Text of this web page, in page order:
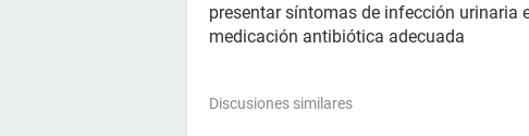
presentar síntomas de infección urinaria
medicación antibiótica adecuada
Discusiones similares